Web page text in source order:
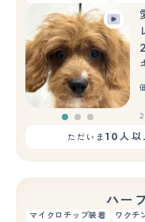
ただいま10人以
ハー
マイクロチップ装着 ワクチ